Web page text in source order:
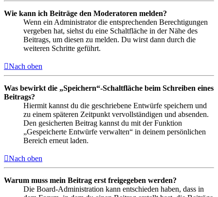
Wie kann ich Beiträge den Moderatoren melden?
Wenn ein Administrator die entsprechenden Berechtigungen
vergeben hat, siehst du eine Schaltfläche in der Nähe des
Beitrags, um diesen zu melden. Du wirst dann durch die
weiteren Schritte geführt.
Nach oben
Was bewirkt die „Speichern“-Schaltfläche beim Schreiben eines
Beitrags?
Hiermit kannst du die geschriebene Entwürfe speichern und
zu einem späteren Zeitpunkt vervollständigen und absenden.
Den gesicherten Beitrag kannst du mit der Funktion
„Gespeicherte Entwürfe verwalten“ in deinem persönlichen
Bereich erneut laden.
Nach oben
Warum muss mein Beitrag erst freigegeben werden?
Die Board-Administration kann entschieden haben, dass in